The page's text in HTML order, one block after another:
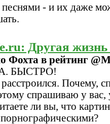
песнями - и их даже
Другая
Фохта в рейтинг
БЫСТРО!
Почему,
спрашиваю у вас,
ли вы, что